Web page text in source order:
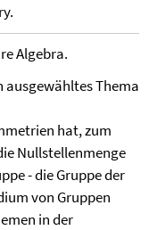
Algebra.
ausgewähltes Thema
hat, zum
Nullstellenmenge
- die Gruppe der
von Gruppen
in der